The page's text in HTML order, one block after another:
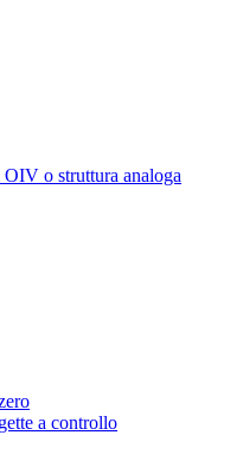
o struttura analoga
a controllo